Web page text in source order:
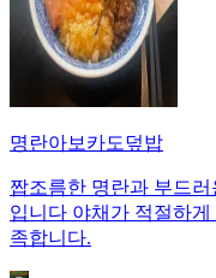
명란아보카도덮밥
짭조름한 명란과 부드
입니다 야채가 적절하
족합니다.